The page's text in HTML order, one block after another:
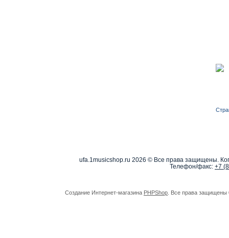
ufa.1musicshop.ru 2026 © Все права защищены.
Телефон/факс: +7
Создание Интернет-магазина PHPShop . Все права защищены